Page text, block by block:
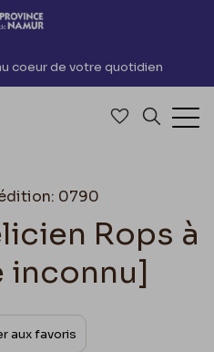
contenu
coeur de votre quotidien
Accéder à
0790
Rops à
inconnu]
aux favoris